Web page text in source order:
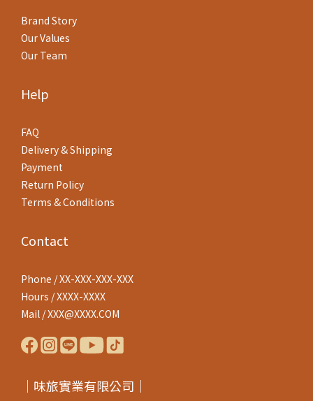
Brand Story
Our Values
Our Team
Help
FAQ
Delivery & Shipping
Payment
Return Policy
Terms & Conditions
Contact
Phone / XX-XXX-XXX-XXX
Hours / XXXX-XXXX
Mail / XXX@XXXX.COM
｜味旅實業有限公司｜